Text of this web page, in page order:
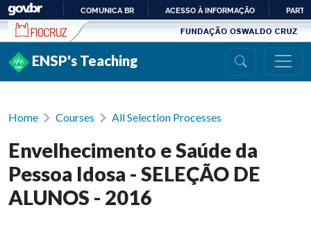
Ir para conteúdo
PARA
COMUNICA BR ACESSO À INFORMAÇÃO
ENSP's Teaching
Home Courses All Selection Processes
Envelhecimento e Saúde da
Pessoa Idosa - SELEÇÃO DE
ALUNOS - 2016